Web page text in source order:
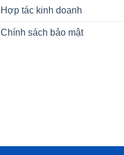
Hợp tác kinh doanh
Chính sách bảo mật